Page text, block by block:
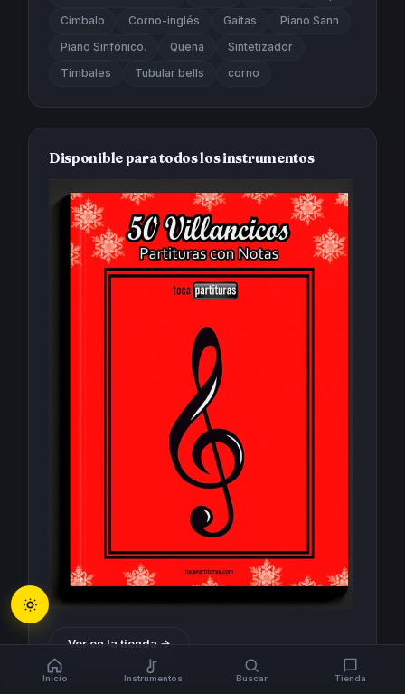
Cimbalo Corno-inglés Gaitas Piano Sann
Piano Sinfónico. Quena Sintetizador
Timbales Tubular bells corno
Disponible para todos los instrumentos
Ver en la tienda →
Inicio Instrumentos Buscar Tienda